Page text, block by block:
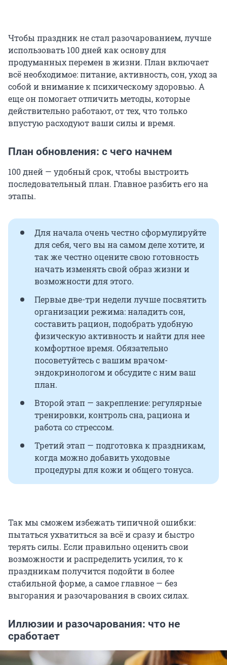
Чтобы праздник не стал разочарованием, лучше
использовать 100 дней как основу для
продуманных перемен в жизни. План включает
всё необходимое: питание, активность, сон, уход за
собой и внимание к психическому здоровью. А
еще он помогает отличить методы, которые
действительно работают, от тех, что только
впустую расходуют ваши силы и время.
План обновления: с чего начнем
100 дней — удобный срок, чтобы выстроить
последовательный план. Главное разбить его на
этапы.
Для начала очень честно сформулируйте
для себя, чего вы на самом деле хотите, и
так же честно оцените свою готовность
начать изменять свой образ жизни и
возможности для этого.
Первые две-три недели лучше посвятить
организации режима: наладить сон,
составить рацион, подобрать удобную
физическую активность и найти для нее
комфортное время. Обязательно
посоветуйтесь с вашим врачом-
эндокринологом и обсудите с ним ваш
план.
Второй этап — закрепление: регулярные
тренировки, контроль сна, рациона и
работа со стрессом.
Третий этап — подготовка к праздникам,
когда можно добавить уходовые
процедуры для кожи и общего тонуса.
Так мы сможем избежать типичной ошибки:
пытаться ухватиться за всё и сразу и быстро
терять силы. Если правильно оценить свои
возможности и распределить усилия, то к
праздникам получится подойти в более
стабильной форме, а самое главное — без
выгорания и разочарования в своих силах.
Иллюзии и разочарования: что не
сработает